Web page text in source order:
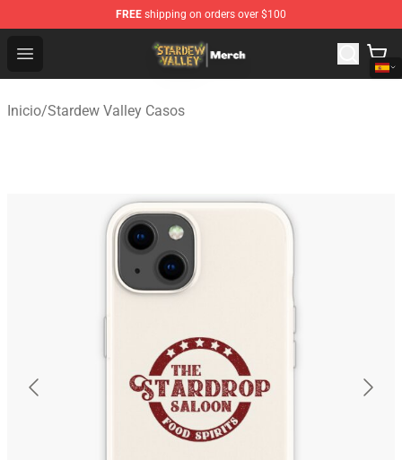
FREE shipping on orders over $100
Open menu
Stardew Valley Store - Official Stardew Valley
Inicio/Stardew Valley Casos